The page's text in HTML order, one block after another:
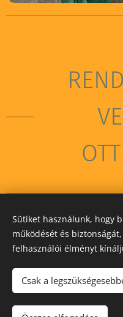
STIL
Sütiket használunk, hogy
működését és
felhasználói élményt
Csak a